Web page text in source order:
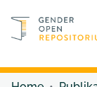
Discover